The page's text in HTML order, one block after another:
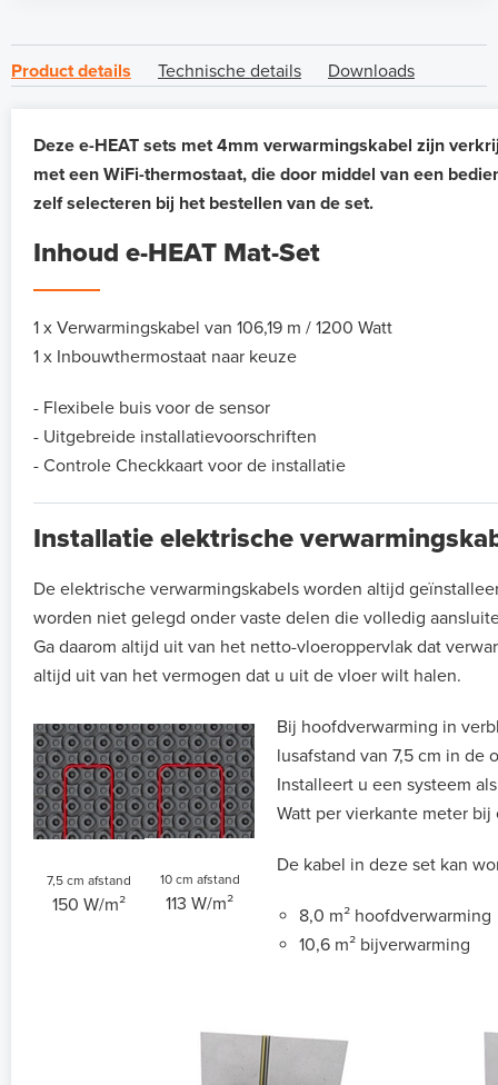
Product details Technische details Downloads
Deze e-HEAT sets met 4mm verwarmingskabel zijn
met een WiFi-thermostaat, die door middel van een
zelf selecteren bij het bestellen van de set.
Inhoud e-HEAT Mat-Set
1 x Verwarmingskabel van 106,19 m / 1200 Watt
1 x Inbouwthermostaat naar keuze
- Flexibele buis voor de sensor
- Uitgebreide installatievoorschriften
- Controle Checkkaart voor de installatie
Installatie elektrische
De elektrische verwarmingskabels worden altijd
worden niet gelegd onder vaste delen die volledig
Ga daarom altijd uit van het netto-vloeroppervlak dat
altijd uit van het vermogen dat u uit de vloer wilt halen.
7,5 cm afstand
150 W/m²
10 cm afstand
113 W/m²
Bij hoofdverwarming in
lusafstand van 7,5 cm in de
Installeert u een systeem
Watt per vierkante meter bij
De kabel in deze set kan
8,0 m² hoofdverwarming
10,6 m² bijverwarming